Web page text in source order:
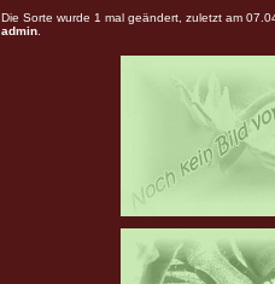
Die Sorte wurde 1 mal geändert, zuletzt am
admin